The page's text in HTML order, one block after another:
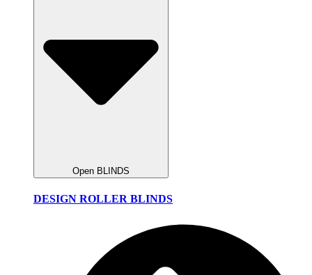
Open BLINDS
DESIGN ROLLER BLINDS